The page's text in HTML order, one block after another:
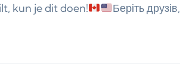
kun je dit doen!
Беріть друзів,